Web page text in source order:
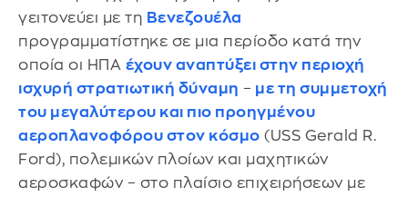
γειτονεύει με τη Βενεζουέλα
προγραμματίστηκε σε μια περίοδο κατά την
οποία οι ΗΠΑ έχουν αναπτύξει στην περιοχή
ισχυρή στρατιωτική δύναμη – με τη συμμετοχή
του μεγαλύτερου και πιο προηγμένου
αεροπλανοφόρου στον κόσμο (USS Gerald R.
Ford), πολεμικών πλοίων και μαχητικών
αεροσκαφών – στο πλαίσιο επιχειρήσεων με